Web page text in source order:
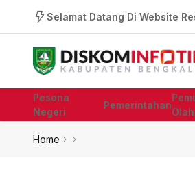
Selamat Datang Di Website
Pesona
Negeri
Pemerintahan
Home